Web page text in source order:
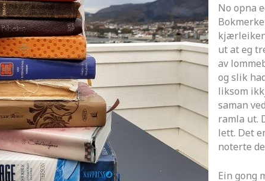
No opna
ut at eg
av
og slik
liksom
saman
ramla ut.
lett. Det
noterte
Ein gong